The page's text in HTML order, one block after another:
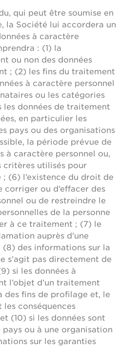
qui peut être soumise en
, la Société lui accordera un
à caractère
: (1) la
ou non des données
; (2) les fins du traitement
à caractère personnel
ou les catégories
les données de traitement
en particulier les
pays ou des organisations
la période prévue de
à caractère personnel ou,
critères utilisés pour
(6) l’existence du droit de
corriger ou d’effacer des
ou de restreindre le
de la personne
à ce traitement ; (7) le
auprès d’une
des informations sur la
s’agit pas directement de
si les données à
l’objet d’un traitement
des fins de profilage et, le
les conséquences
(10) si les données sont
ou à une organisation
sur les garanties